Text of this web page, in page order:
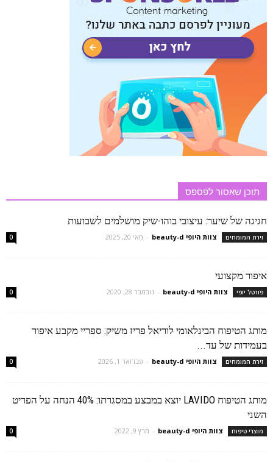
תוכן שאסור לפספס
חגיגה של שיער: עיצובי בוהו-שיק מושלמים לשבועות
זירת המומחים צוות היופי beauty-d - מאי 20, 2025 0
איפור מקצועי
פורטל יופי צוות היופי beauty-d - נובמבר 28, 2020 0
מותג הטיפוח הבינלאומי לוריאל פריז משיק: ספריי מקבע איפור
בעמידות של עד...
זירת המומחים צוות היופי beauty-d - פברואר 1, 2026 0
מותג הטיפוח LAVIDO יוצא במבצע במסגרתו: 40% הנחה על הפריט
השני
מוצרי טיפוח צוות היופי beauty-d - מרץ 9, 2022 0